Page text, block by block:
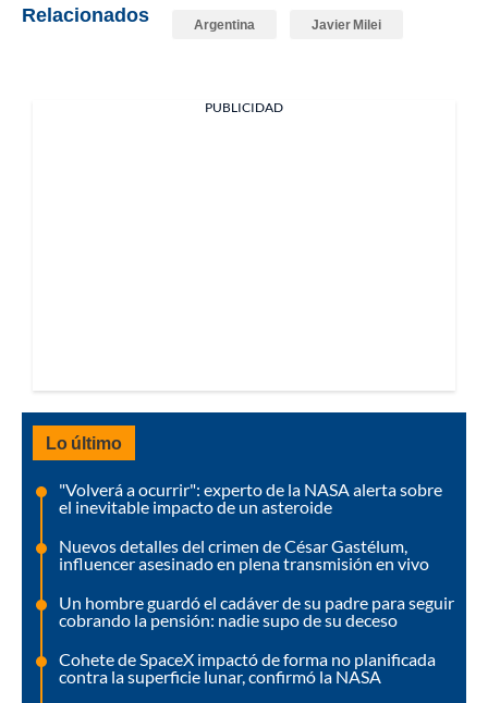
Relacionados Argentina Javier Milei
PUBLICIDAD
Lo último
"Volverá a ocurrir": experto de la NASA alerta sobre
el inevitable impacto de un asteroide
Nuevos detalles del crimen de César Gastélum,
influencer asesinado en plena transmisión en vivo
Un hombre guardó el cadáver de su padre para seguir
cobrando la pensión: nadie supo de su deceso
Cohete de SpaceX impactó de forma no planificada
contra la superficie lunar, confirmó la NASA